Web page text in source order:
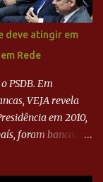
mais icônicos
Itatiaia Fonte:
DO
DO CLUBE
deve atingir em
Rede
PSDB. Em
VEJA revela
em 2010,
foram bancadas